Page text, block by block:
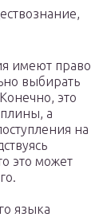
имеют право
выбирать
это
а
на
это может
языка